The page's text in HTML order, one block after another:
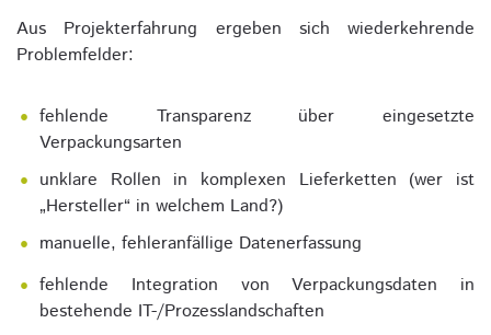
Aus Projekterfahrung ergeben sich wiederkehrende
Problemfelder:
fehlende Transparenz über eingesetzte
Verpackungsarten
unklare Rollen in komplexen Lieferketten (wer ist
„Hersteller“ in welchem Land?)
manuelle, fehleranfällige Datenerfassung
fehlende Integration von Verpackungsdaten in
bestehende IT-/Prozesslandschaften